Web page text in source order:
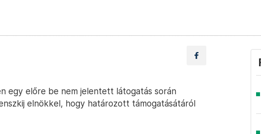
egy előre be nem jelentett látogatás során
elnökkel, hogy határozott támogatásátáról